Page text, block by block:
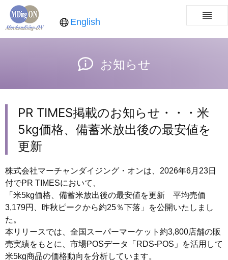
English
お知らせ
PR TIMES掲載のお知らせ・・・米
5kg価格、備蓄米放出後の最安値を
更新
株式会社マーチャンダイジング・オンは、2026年6月23日
付でPR TIMESにおいて、
「米5kg価格、備蓄米放出後の最安値を更新 平均売価
3,179円、昨秋ピークから約25％下落」を公開いたしまし
た。
本リリースでは、全国スーパーマーケット約3,800店舗の販
売実績をもとに、市場POSデータ「RDS-POS」を活用して
米5kg商品の価格動向を分析しています。